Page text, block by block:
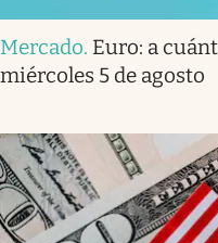
Mercado. Euro: a
miércoles 5 de agosto